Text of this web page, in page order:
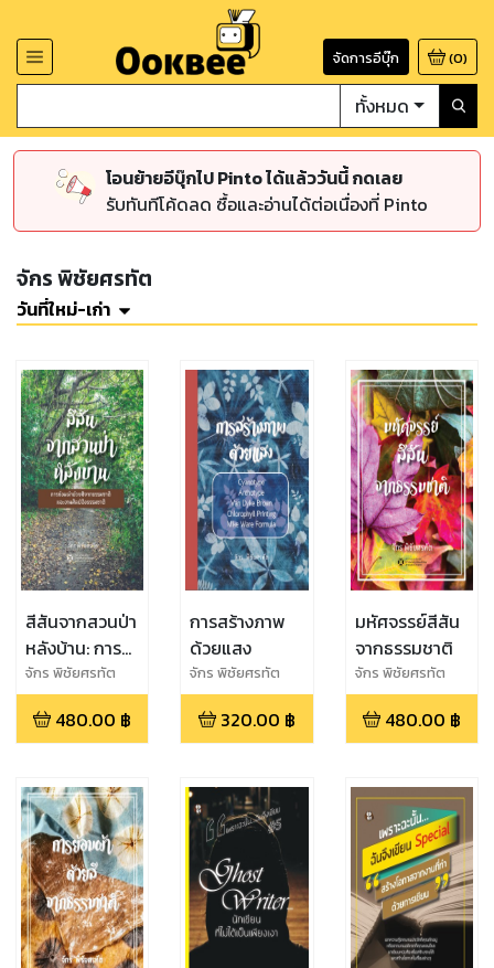
จัดการอีบุ๊ก (0)
ทั้งหมด
โอนย้ายอีบุ๊กไป Pinto ได้แล้ววันนี้ กดเลย
รับทันทีโค้ดลด ซื้อและอ่านได้ต่อเนื่องที่ Pinto
จักร พิชัยศรทัต
วันที่ใหม่-เก่า
สีสันจากสวนป่า
หลังบ้าน: การ
ย้อมผ้าด้วยสี
จากธรรมชาติ
และงานศิลป์อิง
จักร พิชัยศรทัต
480.00 ฿
การสร้างภาพ
ด้วยแสง
จักร พิชัยศรทัต
320.00 ฿
มหัศจรรย์สีสัน
จากธรรมชาติ
จักร พิชัยศรทัต
480.00 ฿